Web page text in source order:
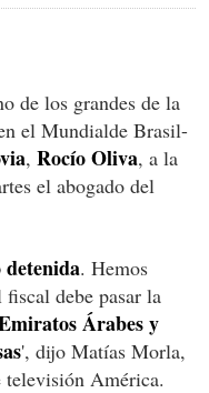
de los grandes de la
el Mundialde Brasil-
, Rocío Oliva, a la
el abogado del
. Hemos
debe pasar la
Árabes y
', dijo Matías Morla,
televisión América.